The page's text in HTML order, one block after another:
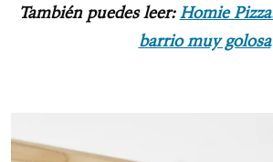
También puedes leer:Homie
barrio muy golosa